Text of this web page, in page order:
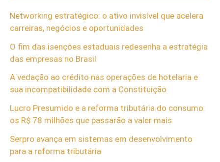
Networking estratégico: o ativo invisível que acelera
carreiras, negócios e oportunidades
O fim das isenções estaduais redesenha a estratégia
das empresas no Brasil
A vedação ao crédito nas operações de hotelaria e
sua incompatibilidade com a Constituição
Lucro Presumido e a reforma tributária do consumo:
os R$ 78 milhões que passarão a valer mais
Serpro avança em sistemas em desenvolvimento
para a reforma tributária